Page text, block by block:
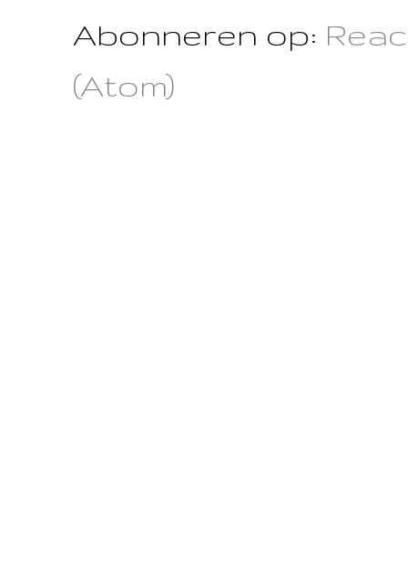
Abonneren op:
(Atom)